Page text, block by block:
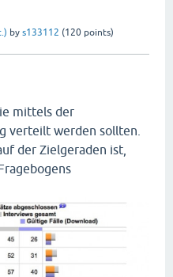
by s133112 (120 points)
mittels der
verteilt werden sollten.
der Zielgeraden ist,